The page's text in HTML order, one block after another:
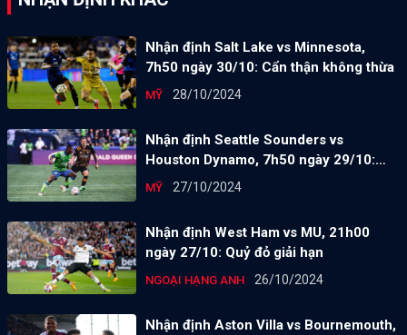
Nhận định Salt Lake vs Minnesota,
7h50 ngày 30/10: Cẩn thận không thừa
MỸ 28/10/2024
Nhận định Seattle Sounders vs
Houston Dynamo, 7h50 ngày 29/10:
Điểm tựa sân nhà
MỸ 27/10/2024
Nhận định West Ham vs MU, 21h00
ngày 27/10: Quỷ đỏ giải hạn
NGOẠI HẠNG ANH 26/10/2024
Nhận định Aston Villa vs Bournemouth,